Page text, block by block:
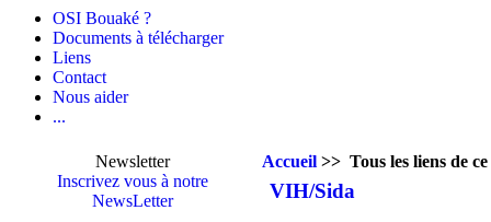
OSI Bouaké ?
Documents à télécharger
Liens
Contact
Nous aider
...
Newsletter
Inscrivez vous à notre
NewsLetter
Accueil >> Tous les liens de
VIH/Sida